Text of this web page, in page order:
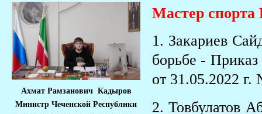
Ахмат Рамзанович Кадыров
Министр Чеченской Республики
Мастер спорта
1. Закариев
борьбе -
от 31.05.2022 г.
2. Товбулатов